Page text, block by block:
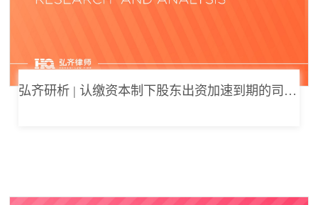
弘齐研析 | 认缴资本制下股东出资加速到期的司法边界与例外体系